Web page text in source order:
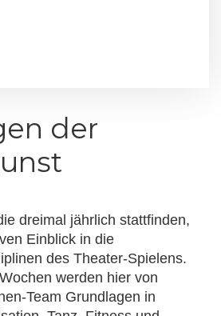
der
dreimal jährlich stattfinden,
Einblick in die
des Theater-Spielens.
werden hier von
Team Grundlagen in